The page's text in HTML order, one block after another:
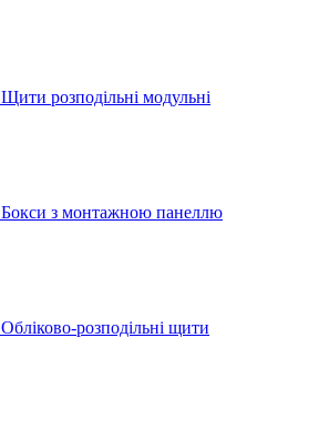
Щити розподільні модульні
Бокси з монтажною панеллю
Обліково-розподільні щити